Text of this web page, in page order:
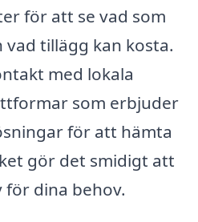
för att se vad som
tillägg kan kosta.
med lokala
som erbjuder
för att hämta
gör det smidigt att
dina behov.